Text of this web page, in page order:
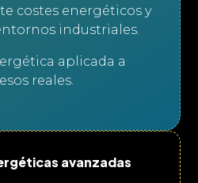
costes energéticos y
industriales.
aplicada a
reales.
avanzadas